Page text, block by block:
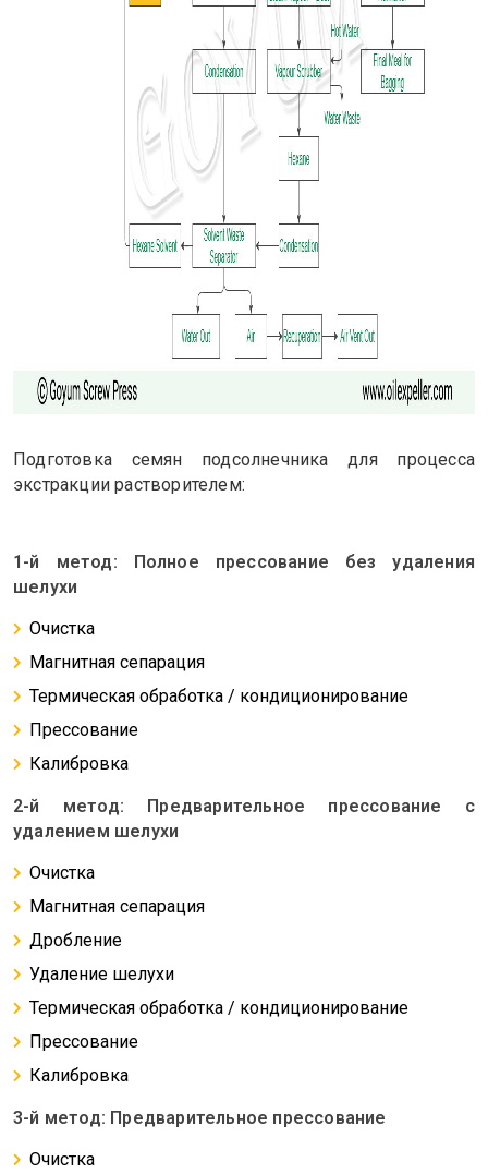
Подготовка семян подсолнечника для процесса
экстракции растворителем:
1-й метод: Полное прессование без удаления
шелухи
Очистка
Магнитная сепарация
Термическая обработка / кондиционирование
Прессование
Калибровка
2-й метод: Предварительное прессование с
удалением шелухи
Очистка
Магнитная сепарация
Дробление
Удаление шелухи
Термическая обработка / кондиционирование
Прессование
Калибровка
3-й метод: Предварительное прессование
Очистка